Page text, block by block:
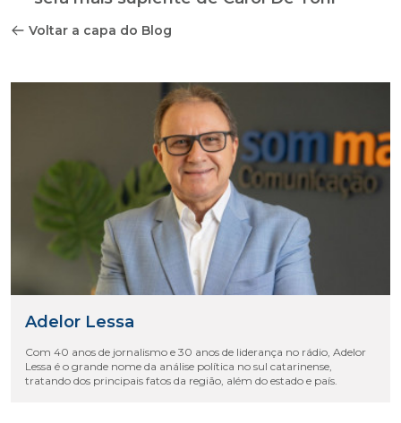
Voltar a capa do Blog
Adelor Lessa
Com 40 anos de jornalismo e 30 anos de liderança no rádio, Adelor
Lessa é o grande nome da análise política no sul catarinense,
tratando dos principais fatos da região, além do estado e país.